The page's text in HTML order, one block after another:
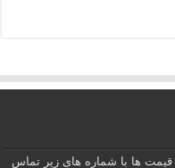
قیمت ها با شماره های زیر تماس